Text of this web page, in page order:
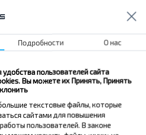
акции, скидки и
новостей и
нами дешевле!
Подробности О нас
удобства пользователей сайта
Вы можете их Принять, Принять
текстовые файлы, которые
сайтами для повышения
пользователей. В законе